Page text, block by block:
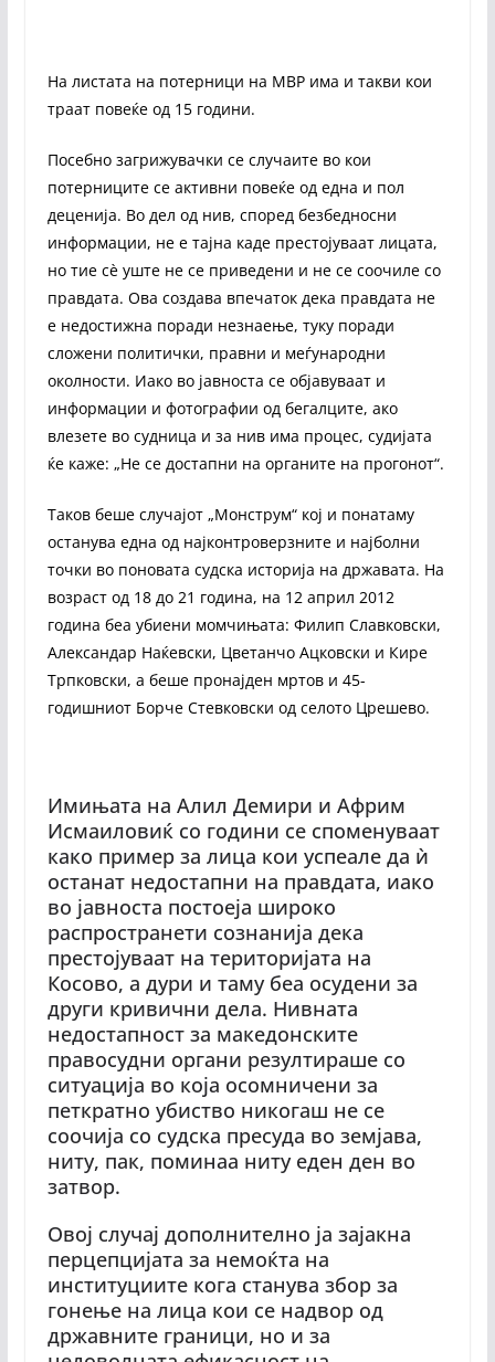
На листата на потерници на МВР има и такви кои
траат повеќе од 15 години.
Посебно загрижувачки се случаите во кои
потерниците се активни повеќе од една и пол
деценија. Во дел од нив, според безбедносни
информации, не е тајна каде престојуваат лицата,
но тие сè уште не се приведени и не се соочиле со
правдата. Ова создава впечаток дека правдата не
е недостижна поради незнаење, туку поради
сложени политички, правни и меѓународни
околности. Иако во јавноста се објавуваат и
информации и фотографии од бегалците, ако
влезете во судница и за нив има процес, судијата
ќе каже: „Не се достапни на органите на прогонот“.
Таков беше случајот „Монструм“ кој и понатаму
останува една од најконтроверзните и најболни
точки во поновата судска историја на државата. На
возраст од 18 до 21 година, на 12 април 2012
година беа убиени момчињата: Филип Славковски,
Александар Наќевски, Цветанчо Ацковски и Кире
Трпковски, а беше пронајден мртов и 45-
годишниот Борче Стевковски од селото Црешево.
Имињата на Алил Демири и Африм
Исмаиловиќ со години се споменуваат
како пример за лица кои успеале да ѝ
останат недостапни на правдата, иако
во јавноста постоеја широко
распространети сознанија дека
престојуваат на територијата на
Косово, а дури и таму беа осудени за
други кривични дела. Нивната
недостапност за македонските
правосудни органи резултираше со
ситуација во која осомничени за
петкратно убиство никогаш не се
соочија со судска пресуда во земјава,
ниту, пак, поминаа ниту еден ден во
затвор.
Овој случај дополнително ја зајакна
перцепцијата за немоќта на
институциите кога станува збор за
гонење на лица кои се надвор од
државните граници, но и за